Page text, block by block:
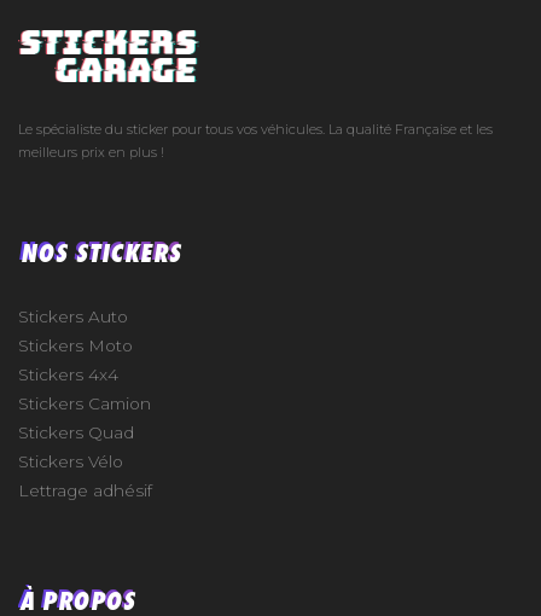
Le spécialiste du sticker pour tous vos véhicules. La qualité Française et les
meilleurs prix en plus !
NOS STICKERS
Stickers Auto
Stickers Moto
Stickers 4x4
Stickers Camion
Stickers Quad
Stickers Vélo
Lettrage adhésif
À PROPOS